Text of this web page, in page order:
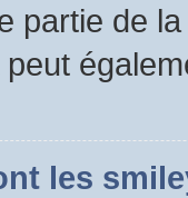
partie de
peut
les